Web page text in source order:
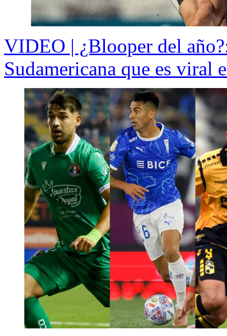
VIDEO | ¿Blooper del
Sudamericana que es viral